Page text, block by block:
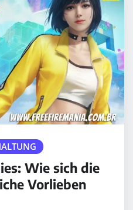
Wie sich die
Vorlieben